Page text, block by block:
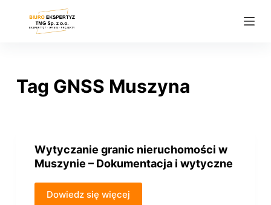
Tag GNSS Muszyna
Wytyczanie granic nieruchomości w
Muszynie – Dokumentacja i wytyczne
Dowiedz się więcej